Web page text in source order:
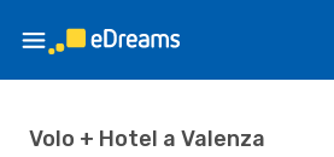
Volo + Hotel a Valenza